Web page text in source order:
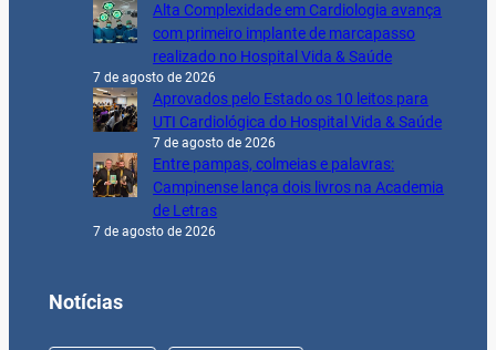
Alta Complexidade em Cardiologia avança
com primeiro implante de marcapasso
realizado no Hospital Vida & Saúde
7 de agosto de 2026
Aprovados pelo Estado os 10 leitos para
UTI Cardiológica do Hospital Vida & Saúde
7 de agosto de 2026
Entre pampas, colmeias e palavras:
Campinense lança dois livros na Academia
de Letras
7 de agosto de 2026
Notícias